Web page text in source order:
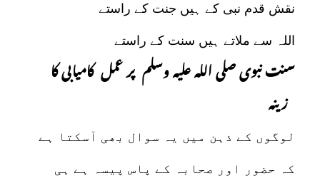
نقش قدم نبی کے ہیں جنت کے راستے
اللہ سے ملاتے ہیں سنت کے راستے
سنت نبوی صلی اللہ علیہ وسلم پر عمل کامیابی کا
کہ حضور اور صحابہ کے پاس پیسہ ہے ہی